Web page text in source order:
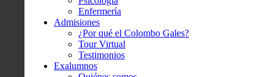
Enfermería
Admisiones
¿Por qué el Colombo Gales?
Tour Virtual
Testimonios
Exalumnos